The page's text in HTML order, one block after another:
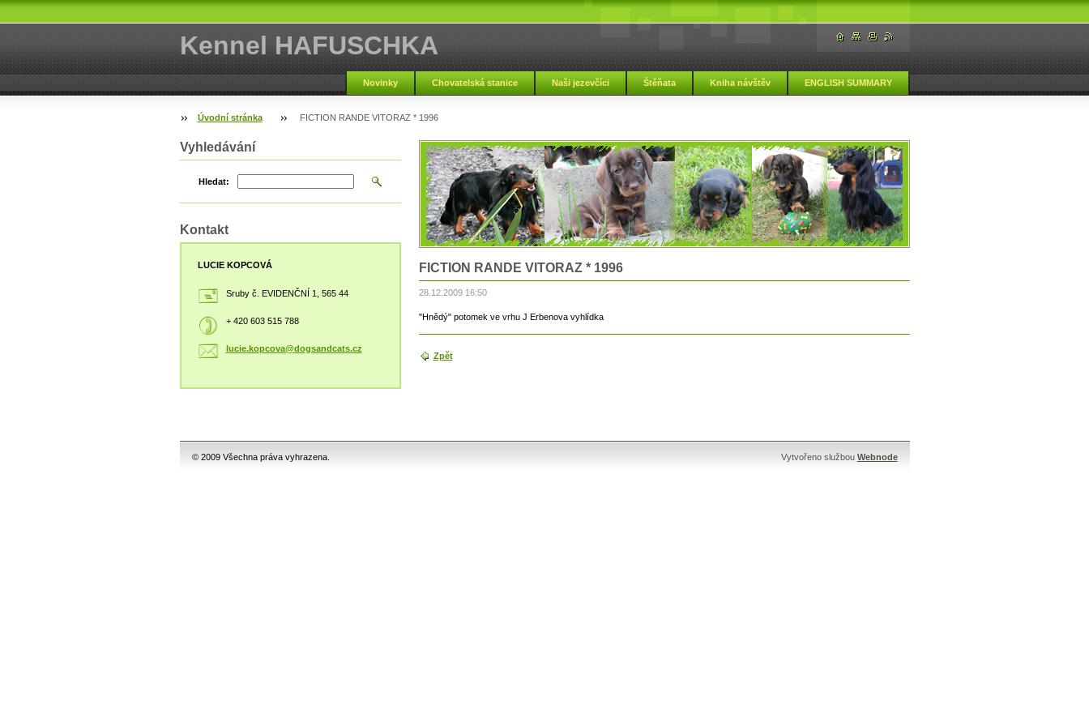
Kennel HAFUSCHKA
Novinky Chovatelská stanice Naši jezevčíci Štěňata Kniha návštěv ENGLISH SUMMARY
Úvodní stránka FICTION RANDE VITORAZ * 1996
FICTION RANDE VITORAZ * 1996
28.12.2009 16:50
"Hnědý" potomek ve vrhu J Erbenova vyhlídka
Zpět
Vyhledávání
Hledat:
Kontakt
LUCIE KOPCOVÁ
Sruby č. EVIDENČNÍ 1, 565 44
+ 420 603 515 788
lucie.kopcova@dogsandcats.cz
© 2009 Všechna práva vyhrazena. Vytvořeno službou Webnode